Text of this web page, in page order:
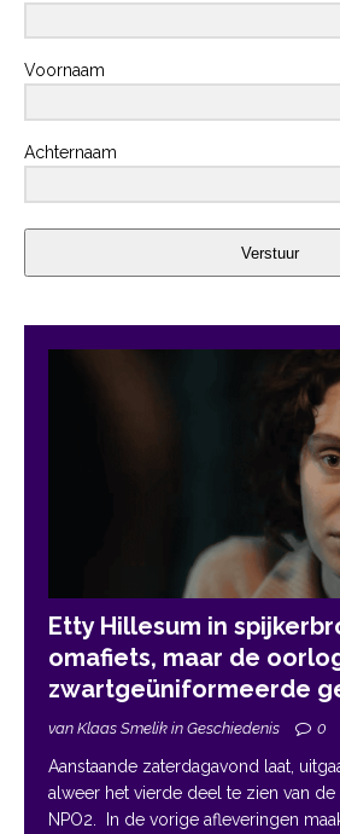
Voornaam
Achternaam
Verstuur
Etty Hillesum in
omafiets, maar de
zwartgeüniformeerde
van Klaas Smelik in Geschiedenis 0
Aanstaande zaterdagavond laat,
alweer het vierde deel te zien van de
NPO2. In de vorige afleveringen